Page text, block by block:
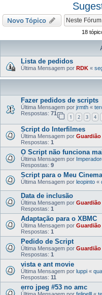
Novo Tópico
18
Lista de pedidos
Última Mensagem por RDK «
Fazer pedidos de scripts
Última Mensagem por jrmth «
Respostas: 71
1 2 3 4
Script do Interfilmes
Última Mensagem por Guardião
Respostas: 1
O Script não funciona
Última Mensagem por
Respostas: 9
Script para o Meu
Última Mensagem por leopinto «
Data de inclusão
Última Mensagem por Guardião
Respostas: 1
Adaptação para o XBMC
Última Mensagem por Guardião
Respostas: 1
Pedido de Script
Última Mensagem por Guardião
Respostas: 1
vista e ant movie
Última Mensagem por luppi «
Respostas: 11
erro jpeg #53 no amc